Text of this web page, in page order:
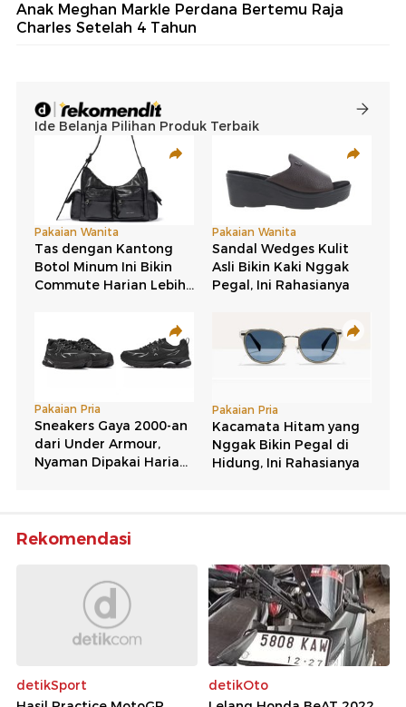
Anak Meghan Markle Perdana Bertemu Raja
Charles Setelah 4 Tahun
Rekomendasi
detikSport
detikOto